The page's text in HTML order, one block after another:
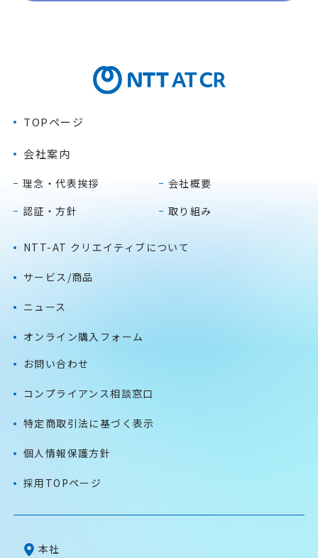
TOPページ
会社案内
理念・代表挨拶
会社概要
認証・方針
取り組み
NTT-AT クリエイティブについて
サービス/商品
ニュース
オンライン購入フォーム
お問い合わせ
コンプライアンス相談窓口
特定商取引法に基づく表示
個人情報保護方針
採用TOPページ
本社